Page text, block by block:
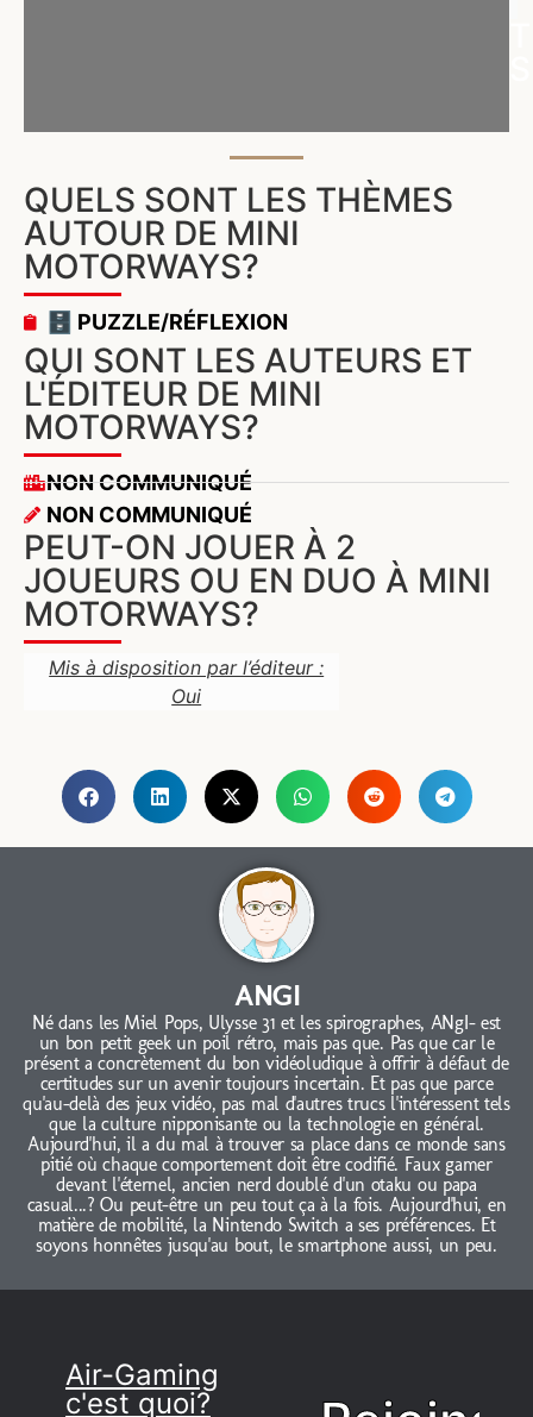
QUELS SONT LES THÈMES
AUTOUR DE MINI
MOTORWAYS?
🗄️ PUZZLE/RÉFLEXION
QUI SONT LES AUTEURS ET
L'ÉDITEUR DE MINI
MOTORWAYS?
NON COMMUNIQUÉ
NON COMMUNIQUÉ
PEUT-ON JOUER À 2
JOUEURS OU EN DUO À MINI
MOTORWAYS?
Mis à disposition par l’éditeur :
Oui
ANGI
Né dans les Miel Pops, Ulysse 31 et les spirographes, ANgI- est
un bon petit geek un poil rétro, mais pas que. Pas que car le
présent a concrètement du bon vidéoludique à offrir à défaut de
certitudes sur un avenir toujours incertain. Et pas que parce
qu'au-delà des jeux vidéo, pas mal d'autres trucs l'intéressent tels
que la culture nipponisante ou la technologie en général.
Aujourd'hui, il a du mal à trouver sa place dans ce monde sans
pitié où chaque comportement doit être codifié. Faux gamer
devant l'éternel, ancien nerd doublé d'un otaku ou papa
casual...? Ou peut-être un peu tout ça à la fois. Aujourd'hui, en
matière de mobilité, la Nintendo Switch a ses préférences. Et
soyons honnêtes jusqu'au bout, le smartphone aussi, un peu.
Air-Gaming
c'est quoi?